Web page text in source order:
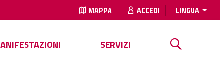
MAPPA ACCEDI LINGUA
SERVIZI